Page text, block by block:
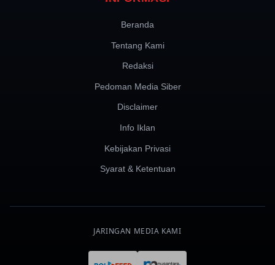
Beranda
Tentang Kami
Redaksi
Pedoman Media Siber
Disclaimer
Info Iklan
Kebijakan Privasi
Syarat & Ketentuan
JARINGAN MEDIA KAMI